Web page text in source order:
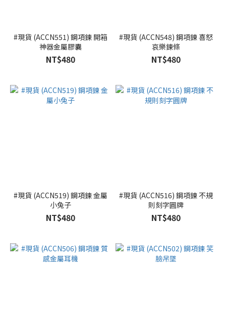
#現貨 (ACCN551) 鋼項鍊 開箱
神器金屬膠囊
NT$480
#現貨 (ACCN548) 鋼項鍊 喜怒
哀樂鍊條
NT$480
#現貨 (ACCN519) 鋼項鍊 金屬
小兔子
NT$480
#現貨 (ACCN516) 鋼項鍊 不規
則刻字圓牌
NT$480